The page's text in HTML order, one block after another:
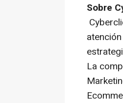
Sobre
La